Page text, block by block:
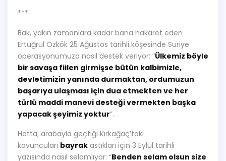
***
Bak, yakın zamanlara kadar bana hakaret eden
Ertuğrul Özkök 25 Ağustos tarihli köşesinde Suriye
operasyonumuza nasıl destek veriyor: “Ülkemiz böyle
bir savaşa fiilen girmişse bütün kalbimizle,
devletimizin yanında durmaktan, ordumuzun
başarıya ulaşması için dua etmekten ve her
türlü maddi manevi desteği vermekten başka
yapacak şeyimiz yoktur”.
Hatta, arabayla geçtiği Kırkağaç’taki
kavuncuları bayrak astıkları için 3 Eylül tarihli
yazısında nasıl selamlıyor: “Benden selam olsun size